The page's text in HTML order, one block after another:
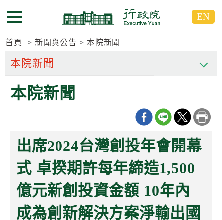
到
要
區
到
要
區
選單按鈕 EN
首頁 新聞與公告 本院新聞
本院新聞
出席2024台灣創投年會開幕
式 卓揆期許每年締造1,500
億元新創投資金額 10年內
成為創新解決方案淨輸出國